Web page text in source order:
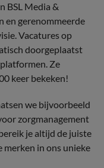
BSL Media &
en gerenommeerde
Vacatures op
doorgeplaatst
Ze
keer bekeken!
we bijvoorbeeld
zorgmanagement
je altijd de juiste
merken in ons unieke